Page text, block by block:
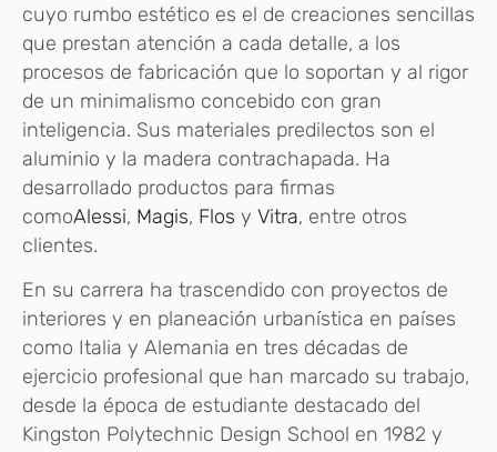
cuyo rumbo estético es el de creaciones sencillas
que prestan atención a cada detalle, a los
procesos de fabricación que lo soportan y al rigor
de un minimalismo concebido con gran
inteligencia. Sus materiales predilectos son el
aluminio y la madera contrachapada. Ha
desarrollado productos para firmas
comoAlessi, Magis, Flos y Vitra, entre otros
clientes.
En su carrera ha trascendido con proyectos de
interiores y en planeación urbanística en países
como Italia y Alemania en tres décadas de
ejercicio profesional que han marcado su trabajo,
desde la época de estudiante destacado del
Kingston Polytechnic Design School en 1982 y